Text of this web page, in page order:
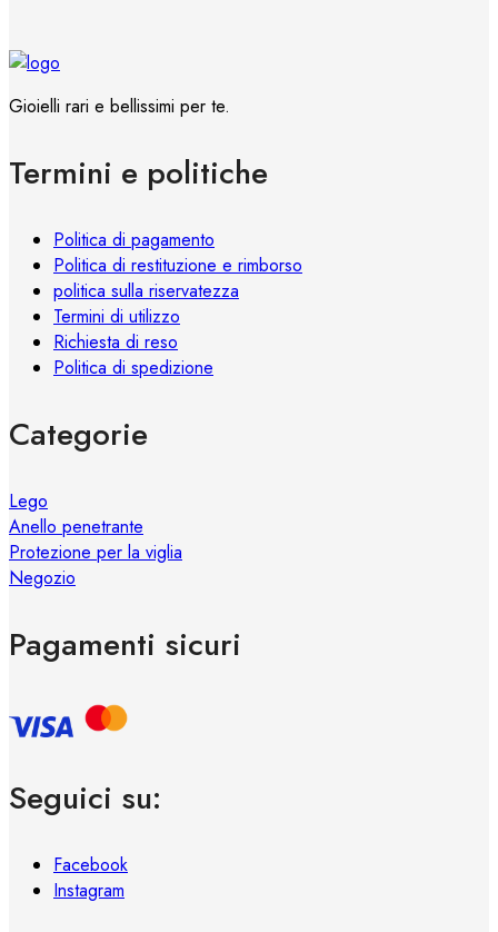
Le
opzioni
possono
scelte
del
prodotto
Gioielli rari e bellissimi per te.
Termini e politiche
Politica di pagamento
Politica di restituzione e rimborso
politica sulla riservatezza
Termini di utilizzo
Richiesta di reso
Politica di spedizione
Categorie
Lego
Anello penetrante
Protezione per la viglia
Negozio
Pagamenti sicuri
Seguici su:
Facebook
Instagram